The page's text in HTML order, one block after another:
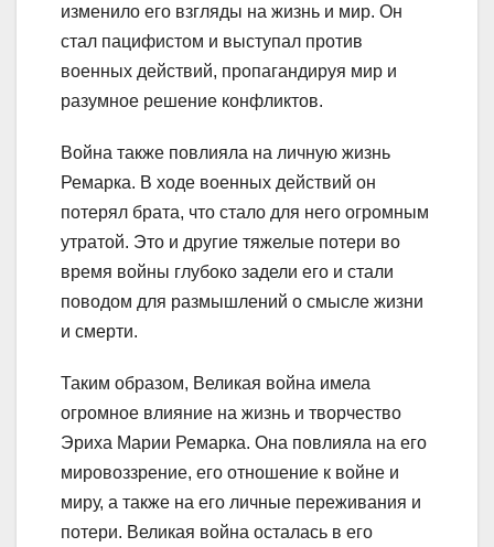
изменило его взгляды на жизнь и мир. Он
стал пацифистом и выступал против
военных действий, пропагандируя мир и
разумное решение конфликтов.
Война также повлияла на личную жизнь
Ремарка. В ходе военных действий он
потерял брата, что стало для него огромным
утратой. Это и другие тяжелые потери во
время войны глубоко задели его и стали
поводом для размышлений о смысле жизни
и смерти.
Таким образом, Великая война имела
огромное влияние на жизнь и творчество
Эриха Марии Ремарка. Она повлияла на его
мировоззрение, его отношение к войне и
миру, а также на его личные переживания и
потери. Великая война осталась в его